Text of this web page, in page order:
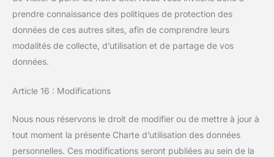
prendre connaissance des politiques de protection des
données de ces autres sites, afin de comprendre leurs
modalités de collecte, d’utilisation et de partage de vos
données.
Article 16 : Modifications
Nous nous réservons le droit de modifier ou de mettre à jour à
tout moment la présente Charte d’utilisation des données
personnelles. Ces modifications seront publiées au sein de la